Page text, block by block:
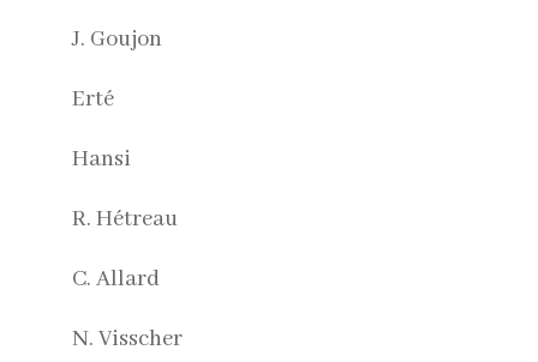
J. Goujon
Erté
Hansi
R. Hétreau
C. Allard
N. Visscher